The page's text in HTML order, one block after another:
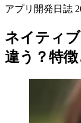
アプリ開発日誌
ネイティ
違う？特